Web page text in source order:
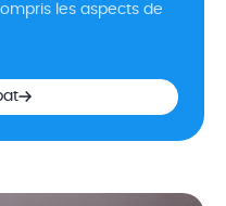
les aspects de